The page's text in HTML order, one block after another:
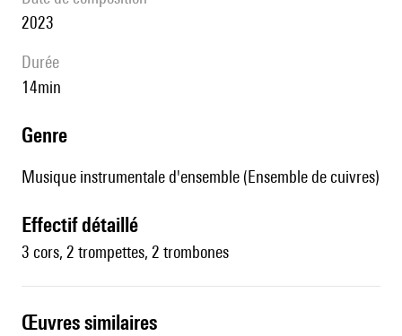
2023
durée
14min
genre
Musique instrumentale d'ensemble (Ensemble de cuivres)
effectif détaillé
3 cors, 2 trompettes, 2 trombones
œuvres similaires